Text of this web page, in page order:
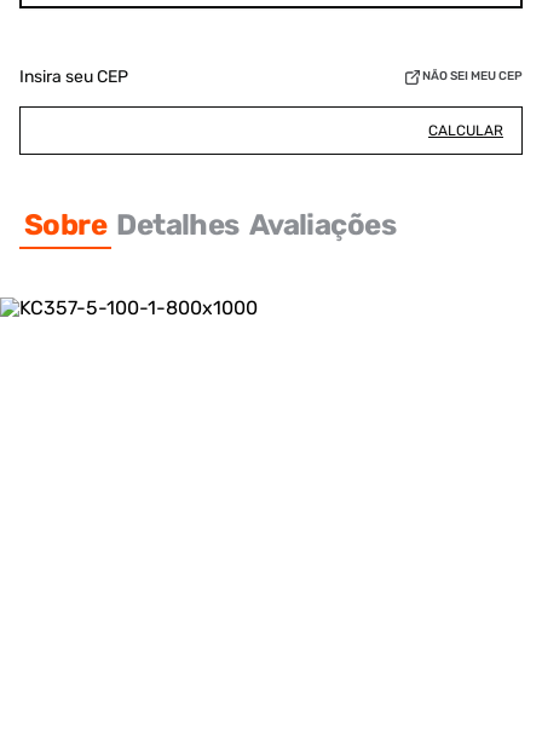
Insira seu CEP NÃO SEI MEU CEP
CALCULAR
Sobre Detalhes Avaliações